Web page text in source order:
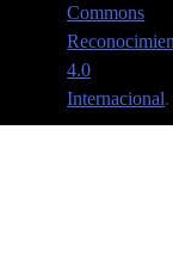
Commons
4.0
Internacional.